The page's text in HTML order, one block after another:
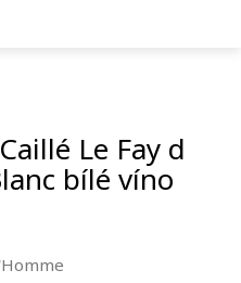
Le Fay d
bílé víno